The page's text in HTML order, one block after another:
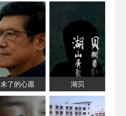
未了的心愿 湖贝